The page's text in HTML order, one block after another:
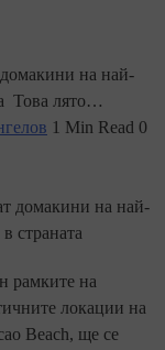
на най-
Това лято…
1 Min Read 0
домакини на най-
страната
рамките на
локации на
Beach, ще се